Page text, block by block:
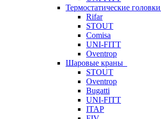
Термостатические головки
Rifar
STOUT
Comisa
UNI-FITT
Oventrop
Шаровые краны
STOUT
Oventrop
Bugatti
UNI-FITT
ITAP